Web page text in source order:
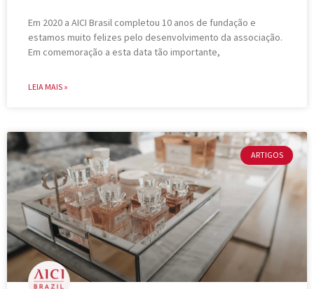
Em 2020 a AICI Brasil completou 10 anos de fundação e
estamos muito felizes pelo desenvolvimento da associação.
Em comemoração a esta data tão importante,
LEIA MAIS »
ARTIGOS